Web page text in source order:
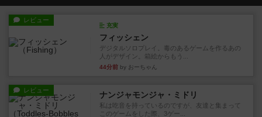
レビュー
充実
フィッシェン
デジタルソロプレイ。毒のあるゲームを作るあの
人がデザイン。箱絵からもう...
44分前 by おーちゃん
レビュー ナンジャモンジャ・ミドリ
私は吃音を持っているのですが、友達と集まって
このゲームをした際、3ゲー...